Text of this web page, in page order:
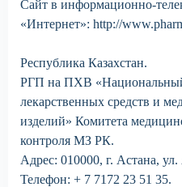
Сайт в информационно-
«Интернет»: http://
Республика Казахстан.
РГП на ПХВ
лекарственных средств и
изделий» Комитета
контроля МЗ РК.
Адрес: 010000, г. Астана,
Телефон: + 7 7172 23 51 35.